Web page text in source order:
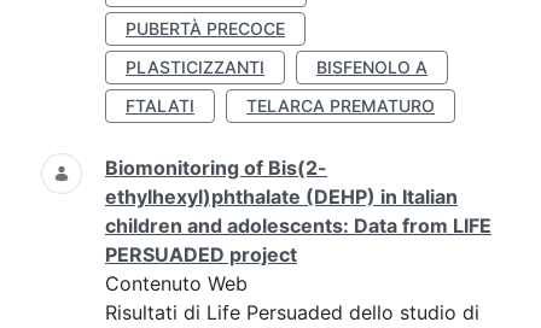
PUBERTÀ PRECOCE
PLASTICIZZANTI
BISFENOLO A
FTALATI
TELARCA PREMATURO
Biomonitoring of Bis(2-
ethylhexyl)phthalate (DEHP) in Italian
children and adolescents: Data from LIFE
PERSUADED project
Contenuto Web
Risultati di Life Persuaded dello studio di